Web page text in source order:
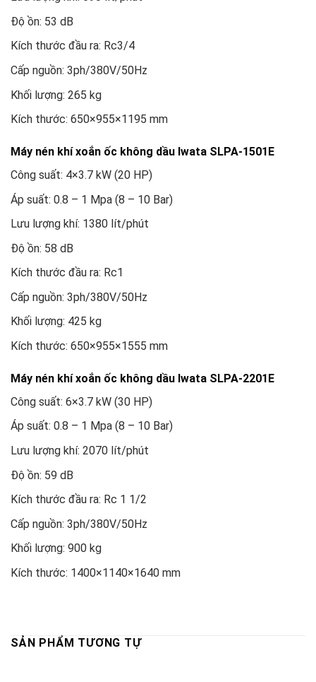
Độ ồn: 53 dB
Kích thước đầu ra: Rc3/4
Cấp nguồn: 3ph/380V/50Hz
Khối lượng: 265 kg
Kích thước: 650×955×1195 mm
Máy nén khí xoắn ốc không dầu Iwata SLPA-1501E
Công suất: 4×3.7 kW (20 HP)
Áp suất: 0.8 – 1 Mpa (8 – 10 Bar)
Lưu lượng khí: 1380 lít/phút
Độ ồn: 58 dB
Kích thước đầu ra: Rc1
Cấp nguồn: 3ph/380V/50Hz
Khối lượng: 425 kg
Kích thước: 650×955×1555 mm
Máy nén khí xoắn ốc không dầu Iwata SLPA-2201E
Công suất: 6×3.7 kW (30 HP)
Áp suất: 0.8 – 1 Mpa (8 – 10 Bar)
Lưu lượng khí: 2070 lít/phút
Độ ồn: 59 dB
Kích thước đầu ra: Rc 1 1/2
Cấp nguồn: 3ph/380V/50Hz
Khối lượng: 900 kg
Kích thước: 1400×1140×1640 mm
SẢN PHẨM TƯƠNG TỰ